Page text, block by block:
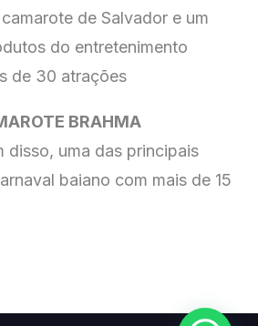
de Salvador e um
do entretenimento
de 30 atrações
BRAHMA
disso, uma das principais
baiano com mais de 15